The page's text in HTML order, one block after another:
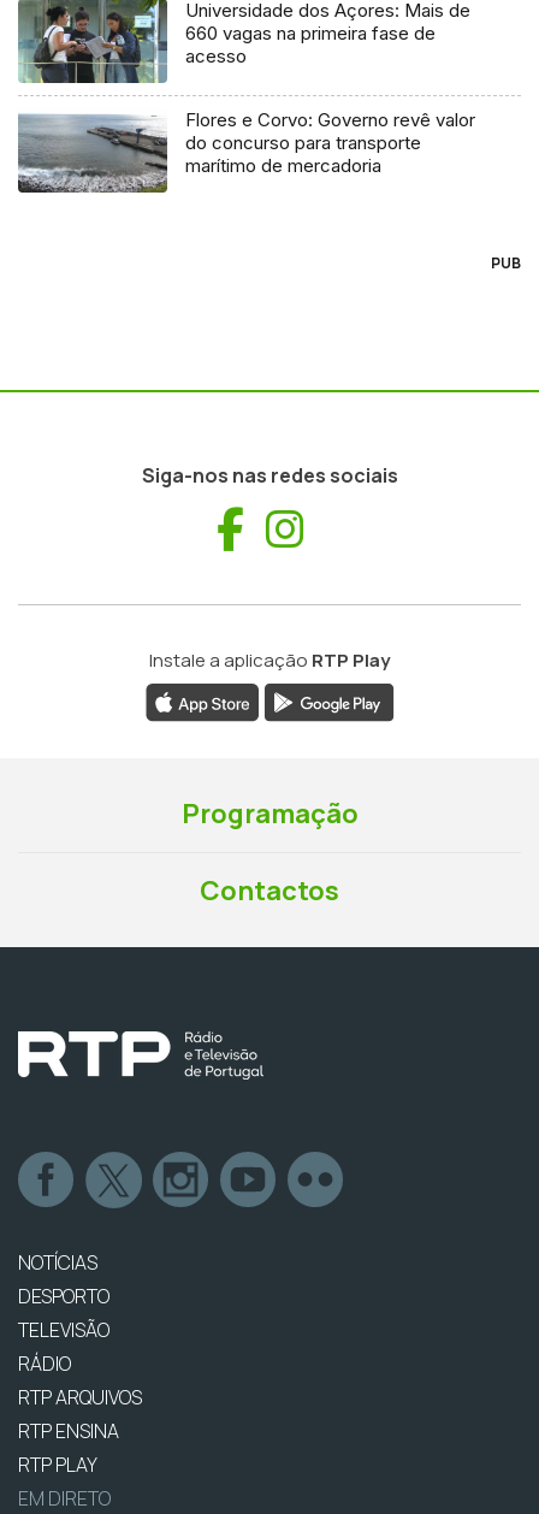
Universidade dos Açores: Mais de
660 vagas na primeira fase de
acesso
Flores e Corvo: Governo revê valor
do concurso para transporte
marítimo de mercadoria
PUB
Siga-nos nas redes sociais
Facebook
Instale a aplicação RTP Play
Programação
Contactos
NOTÍCIAS
DESPORTO
TELEVISÃO
RÁDIO
RTP ARQUIVOS
RTP ENSINA
RTP PLAY
EM DIRETO